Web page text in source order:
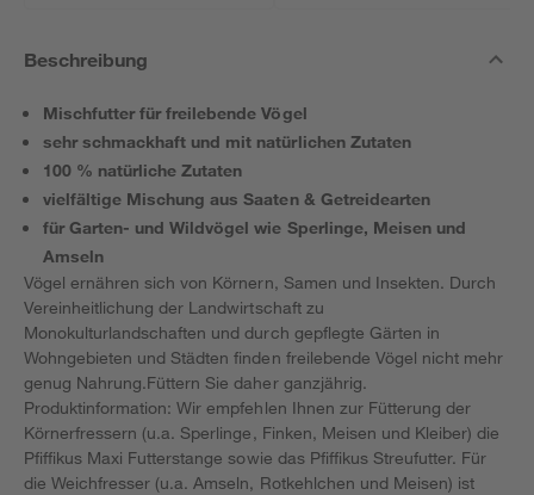
Beschreibung
Mischfutter für freilebende Vögel
sehr schmackhaft und mit natürlichen Zutaten
100 % natürliche Zutaten
vielfältige Mischung aus Saaten & Getreidearten
für Garten- und Wildvögel wie Sperlinge, Meisen und
Amseln
Vögel ernähren sich von Körnern, Samen und Insekten. Durch
Vereinheitlichung der Landwirtschaft zu
Monokulturlandschaften und durch gepflegte Gärten in
Wohngebieten und Städten finden freilebende Vögel nicht mehr
genug Nahrung.Füttern Sie daher ganzjährig.
Produktinformation: Wir empfehlen Ihnen zur Fütterung der
Körnerfressern (u.a. Sperlinge, Finken, Meisen und Kleiber) die
Pfiffikus Maxi Futterstange sowie das Pfiffikus Streufutter. Für
die Weichfresser (u.a. Amseln, Rotkehlchen und Meisen) ist